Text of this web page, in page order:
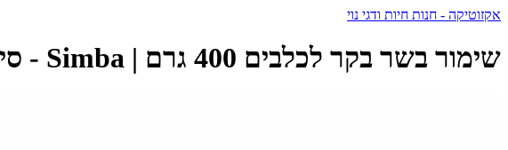
אקזוטיקה - חנות חיות ודגי נוי
שימור בשר בקר לכלבים 400 גרם | Simba - סימבה - Simba